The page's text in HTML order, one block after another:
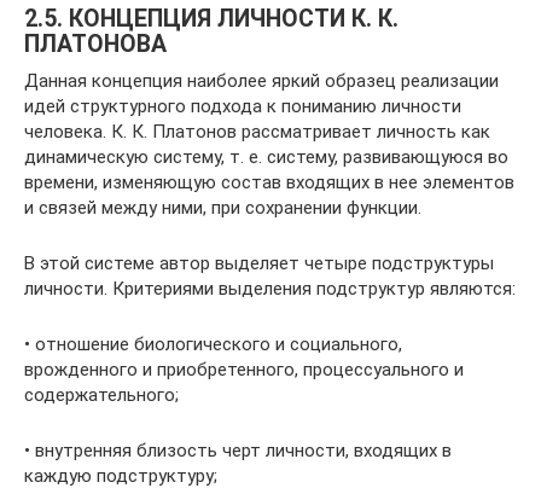
2.5. КОНЦЕПЦИЯ ЛИЧНОСТИ К. К.
ПЛАТОНОВА
Данная концепция наиболее яркий образец реализации
идей структурного подхода к пониманию личности
человека. К. К. Платонов рассматривает личность как
динамическую систему, т. е. систему, развивающуюся во
времени, изменяющую состав входящих в нее элементов
и связей между ними, при сохранении функции.
В этой системе автор выделяет четыре подструктуры
личности. Критериями выделения подструктур являются:
• отношение биологического и социального,
врожденного и приобретенного, процессуального и
содержательного;
• внутренняя близость черт личности, входящих в
каждую подструктуру;